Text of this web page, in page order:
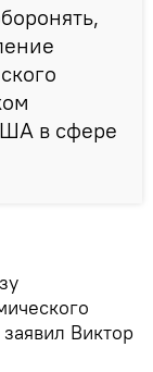
в сфере
Виктор